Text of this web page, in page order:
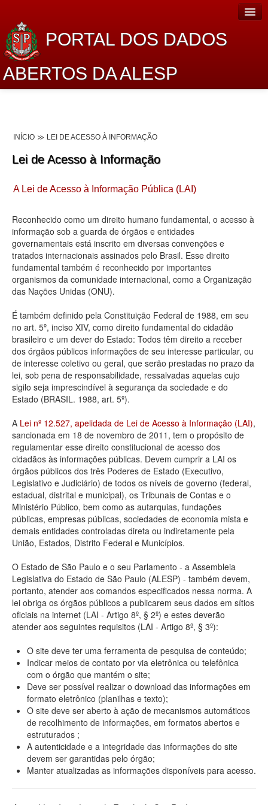
PORTAL DOS DADOS
ABERTOS DA ALESP
Lei de Acesso à Informação
Dados Governamentais Abertos
Planejamento
Catálogo de dados
Processo Legislativo
Deputados Estaduais
Administração
Legislação
Agenda
Perguntas frequentes
Contato
INÍCIO LEI DE ACESSO À INFORMAÇÃO
Lei de Acesso à Informação
A Lei de Acesso à Informação Pública (LAI)
Reconhecido como um direito humano fundamental, o acesso à
informação sob a guarda de órgãos e entidades
governamentais está inscrito em diversas convenções e
tratados internacionais assinados pelo Brasil. Esse direito
fundamental também é reconhecido por importantes
organismos da comunidade internacional, como a Organização
das Nações Unidas (ONU).
É também definido pela Constituição Federal de 1988, em seu
no art. 5º, inciso XIV, como direito fundamental do cidadão
brasileiro e um dever do Estado: Todos têm direito a receber
dos órgãos públicos informações de seu interesse particular, ou
de interesse coletivo ou geral, que serão prestadas no prazo da
lei, sob pena de responsabilidade, ressalvadas aquelas cujo
sigilo seja imprescindível à segurança da sociedade e do
Estado (BRASIL. 1988, art. 5º).
A Lei nº 12.527, apelidada de Lei de Acesso à Informação (LAI),
sancionada em 18 de novembro de 2011, tem o propósito de
regulamentar esse direito constitucional de acesso dos
cidadãos às informações públicas. Devem cumprir a LAI os
órgãos públicos dos três Poderes de Estado (Executivo,
Legislativo e Judiciário) de todos os níveis de governo (federal,
estadual, distrital e municipal), os Tribunais de Contas e o
Ministério Público, bem como as autarquias, fundações
públicas, empresas públicas, sociedades de economia mista e
demais entidades controladas direta ou indiretamente pela
União, Estados, Distrito Federal e Municípios.
O Estado de São Paulo e o seu Parlamento - a Assembleia
Legislativa do Estado de São Paulo (ALESP) - também devem,
portanto, atender aos comandos especificados nessa norma. A
lei obriga os órgãos públicos a publicarem seus dados em sítios
oficiais na internet (LAI - Artigo 8º, § 2º) e estes deverão
atender aos seguintes requisitos (LAI - Artigo 8º, § 3º):
O site deve ter uma ferramenta de pesquisa de conteúdo;
Indicar meios de contato por via eletrônica ou telefônica
com o órgão que mantém o site;
Deve ser possível realizar o download das informações em
formato eletrônico (planilhas e texto);
O site deve ser aberto à ação de mecanismos automáticos
de recolhimento de informações, em formatos abertos e
estruturados ;
A autenticidade e a integridade das informações do site
devem ser garantidas pelo órgão;
Manter atualizadas as informações disponíveis para acesso.